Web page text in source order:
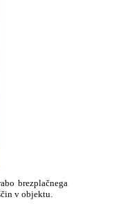
brezplačnega
v objektu.